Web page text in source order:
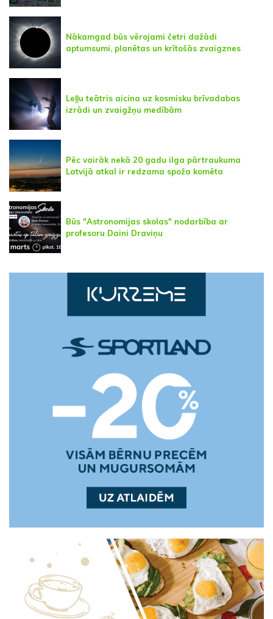
Nākamgad būs vērojami četri dažādi
aptumsumi, planētas un krītošās zvaigznes
Leļļu teātris aicina uz kosmisku brīvadabas
izrādi un zvaigžņu medībām
Pēc vairāk nekā 20 gadu ilga pārtraukuma
Latvijā atkal ir redzama spoža komēta
Būs "Astronomijas skolas" nodarbība ar
profesoru Daini Draviņu